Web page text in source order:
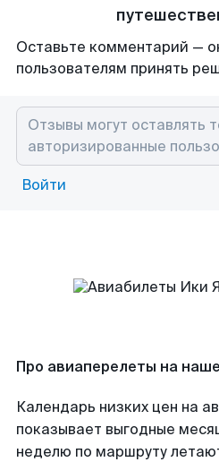
Оставьте комментарий —
пользователям принять
Войти
Про авиаперелеты на
Календарь низких цен на
показывает выгодные
неделю по маршруту